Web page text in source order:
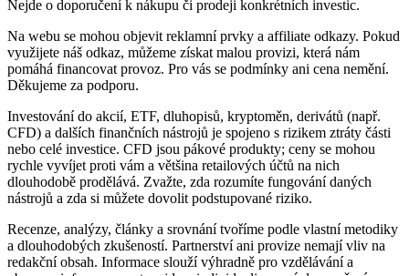
Nejde o doporučení k nákupu či prodeji konkrétních investic.
Na webu se mohou objevit reklamní prvky a affiliate odkazy. Pokud
využijete náš odkaz, můžeme získat malou provizi, která nám
pomáhá financovat provoz. Pro vás se podmínky ani cena nemění.
Děkujeme za podporu.
Investování do akcií, ETF, dluhopisů, kryptoměn, derivátů (např.
CFD) a dalších finančních nástrojů je spojeno s rizikem ztráty části
nebo celé investice. CFD jsou pákové produkty; ceny se mohou
rychle vyvíjet proti vám a většina retailových účtů na nich
dlouhodobě prodělává. Zvažte, zda rozumíte fungování daných
nástrojů a zda si můžete dovolit podstupované riziko.
Recenze, analýzy, články a srovnání tvoříme podle vlastní metodiky
a dlouhodobých zkušeností. Partnerství ani provize nemají vliv na
redakční obsah. Informace slouží výhradně pro vzdělávání a